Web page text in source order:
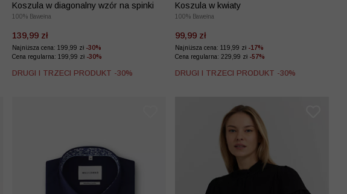
Koszula w diagonalny wzór na spinki
100% Bawełna
139,99 zł
Najniższa cena: 199,99 zł -30%
Cena regularna: 199,99 zł -30%
DRUGI I TRZECI PRODUKT -30%
Koszula w kwiaty
100% Bawełna
99,99 zł
Najniższa cena: 119,99 zł -17%
Cena regularna: 229,99 zł -57%
DRUGI I TRZECI PRODUKT -30%